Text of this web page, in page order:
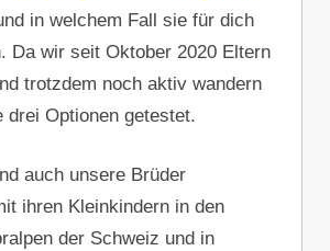
in welchem Fall sie für dich
Da wir seit Oktober 2020 Eltern
trotzdem noch aktiv wandern
drei Optionen getestet.
auch unsere Brüder
ihren Kleinkindern in den
der Schweiz und in